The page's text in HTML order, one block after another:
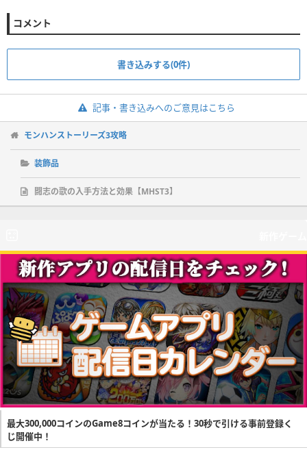
コメント
書き込みする(0件)
記事・書き込みへのご意見はこちら
モンハンストーリーズ3攻略
装飾品
闘志の歌の入手方法と効果【MHST3】
最大300,000コインのGame8コインが当たる！30秒で引ける事前登録く
じ開催中！